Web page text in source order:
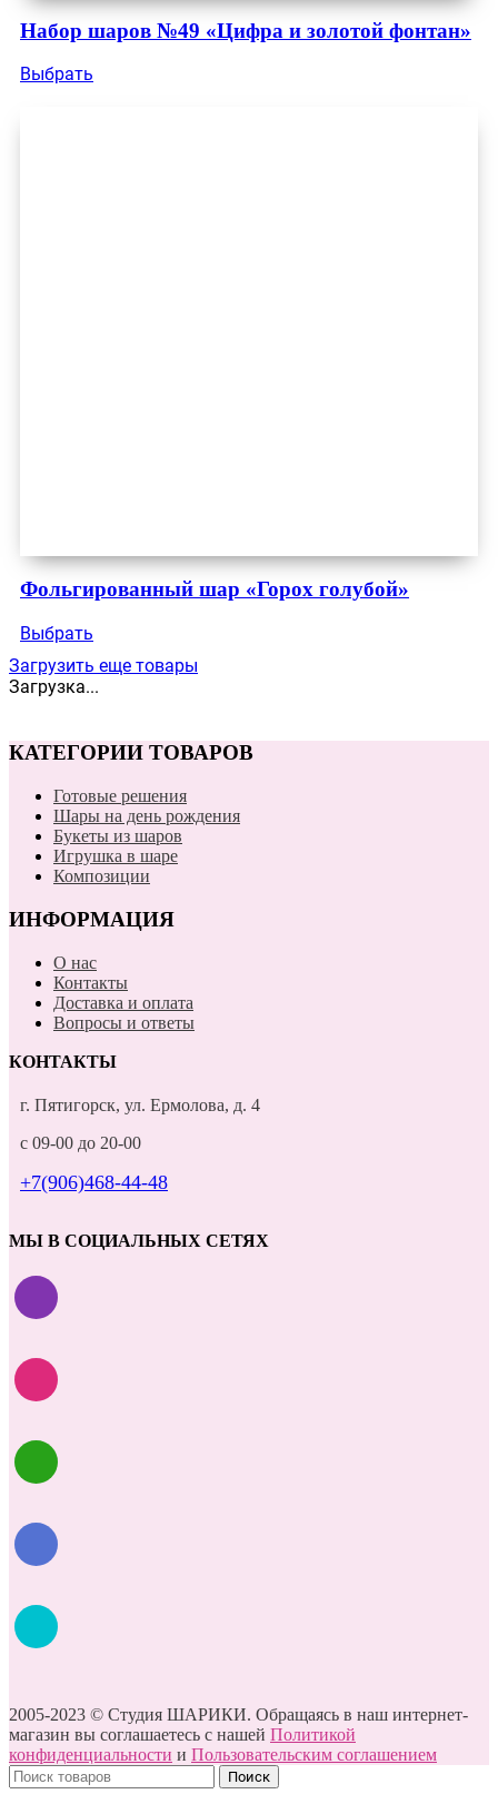
Набор шаров №49 «Цифра и золотой фонтан»
Выбрать
Фольгированный шар «Горох голубой»
Выбрать
Загрузить еще товары
Загрузка...
КАТЕГОРИИ ТОВАРОВ
Готовые решения
Шары на день рождения
Букеты из шаров
Игрушка в шаре
Композиции
ИНФОРМАЦИЯ
О нас
Контакты
Доставка и оплата
Вопросы и ответы
КОНТАКТЫ
г. Пятигорск, ул. Ермолова, д. 4
с 09-00 до 20-00
+7(906)468-44-48
МЫ В СОЦИАЛЬНЫХ СЕТЯХ
2005-2023 © Студия ШАРИКИ. Обращаясь в наш интернет-
магазин вы соглашаетесь с нашей Политикой
конфиденциальности и Пользовательским соглашением
Поиск